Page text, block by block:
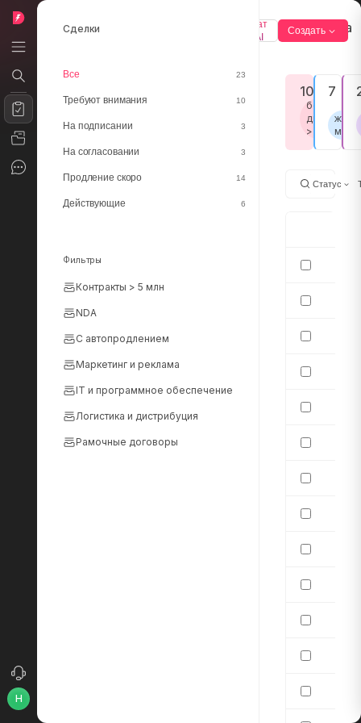
Н
Сделки
Все 23
Требуют внимания 10
На подписании 3
На согласовании 3
Продление скоро 14
Действующие 6
Фильтры
Контракты > 5 млн
NDA
С автопродлением
Маркетинг и реклама
IT и программное обеспечение
Логистика и дистрибуция
Рамочные договоры
Аналитика
Чат
AI
Создать
10
без
движения
> 5 дней
7
ждут
меня
Статус